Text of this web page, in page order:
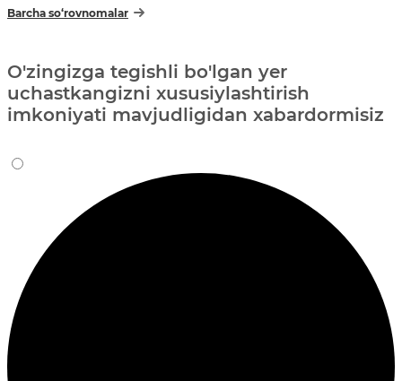
Barcha so‘rovnomalar
O'zingizga tegishli bo'lgan yer
uchastkangizni xususiylashtirish
imkoniyati mavjudligidan xabardormisiz